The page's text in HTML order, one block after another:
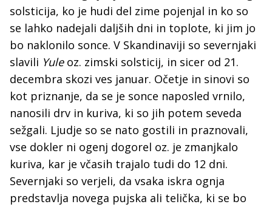
solsticija, ko je hudi del zime pojenjal in ko so
se lahko nadejali daljših dni in toplote, ki jim jo
bo naklonilo sonce. V Skandinaviji so severnjaki
slavili Yuleoz. zimski solsticij, in sicer od 21.
decembra skozi ves januar. Očetje in sinovi so
kot priznanje, da se je sonce naposled vrnilo,
nanosili drv in kuriva, ki so jih potem seveda
sežgali. Ljudje so se nato gostili in praznovali,
vse dokler ni ogenj dogorel oz. je zmanjkalo
kuriva, kar je včasih trajalo tudi do 12 dni.
Severnjaki so verjeli, da vsaka iskra ognja
predstavlja novega pujska ali telička, ki se bo